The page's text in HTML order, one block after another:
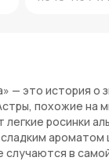
— это история о
похожие на
росинки
в